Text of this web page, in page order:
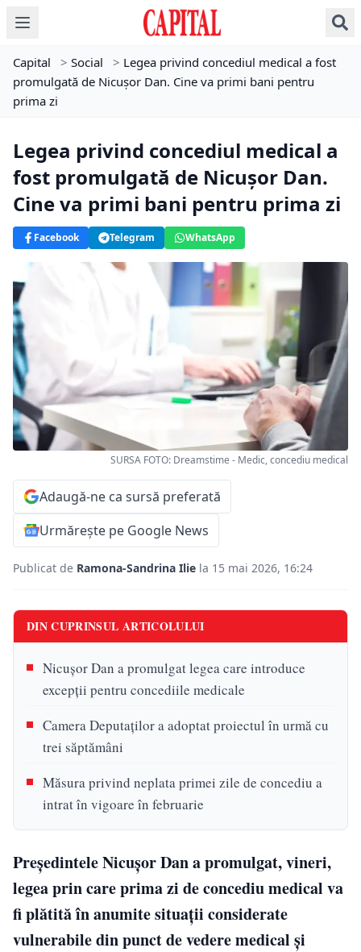
Capital > Social > Legea privind concediul medical a fost
promulgată de Nicușor Dan. Cine va primi bani pentru
prima zi
Legea privind concediul medical a
fost promulgată de Nicușor Dan.
Cine va primi bani pentru prima zi
Facebook Telegram WhatsApp
SURSA FOTO: Dreamstime - Medic, concediu medical
Adaugă-ne ca sursă preferată
Urmărește pe Google News
Publicat de Ramona-Sandrina Ilie la 15 mai 2026, 16:24
DIN CUPRINSUL ARTICOLULUI
Nicușor Dan a promulgat legea care introduce
excepții pentru concediile medicale
Camera Deputaților a adoptat proiectul în urmă cu
trei săptămâni
Măsura privind neplata primei zile de concediu a
intrat în vigoare în februarie
Președintele Nicușor Dan a promulgat, vineri,
legea prin care prima zi de concediu medical va
fi plătită în anumite situații considerate
vulnerabile din punct de vedere medical și